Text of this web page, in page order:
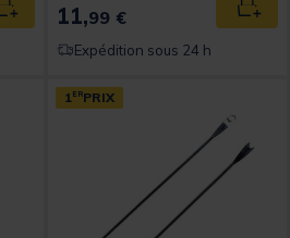
Ajouter au panier
11,99 €
Expédition sous 24 h
1ERPRIX